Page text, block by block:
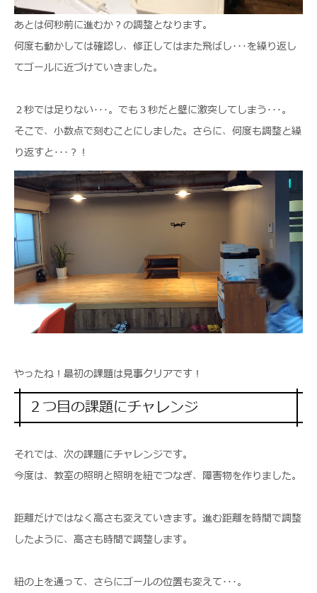
あとは何秒前に進むか？の調整となります。
何度も動かしては確認し、修正してはまた飛ばし･･･を繰り返し
てゴールに近づけていきました。
２秒では足りない･･･。でも３秒だと壁に激突してしまう･･･。
そこで、小数点で刻むことにしました。さらに、何度も調整と繰
り返すと･･･？！
やったね！最初の課題は見事クリアです！
２つ目の課題にチャレンジ
それでは、次の課題にチャレンジです。
今度は、教室の照明と照明を紐でつなぎ、障害物を作りました。
距離だけではなく高さも変えていきます。進む距離を時間で調整
したように、高さも時間で調整します。
紐の上を通って、さらにゴールの位置も変えて･･･。